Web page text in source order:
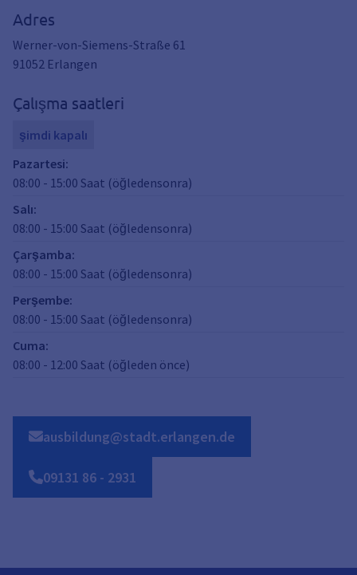
Adres
Werner-von-Siemens-Straße 61
91052 Erlangen
Çalışma saatleri
şimdi kapalı
Pazartesi:
08:00 - 15:00 Saat (öğledensonra)
Salı:
08:00 - 15:00 Saat (öğledensonra)
Çarşamba:
08:00 - 15:00 Saat (öğledensonra)
Perşembe:
08:00 - 15:00 Saat (öğledensonra)
Cuma:
08:00 - 12:00 Saat (öğleden önce)
ausbildung@stadt.erlangen.de
09131 86 - 2931